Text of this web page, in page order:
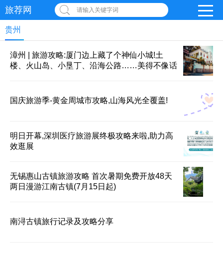
旅荐网 请输入关键字词
贵州
漳州 | 旅游攻略:厦门边上藏了个神仙小城!土
楼、火山岛、小垦丁、沿海公路……美得不像话
国庆旅游季-黄金周城市攻略,山海风光全覆盖!
明日开幕,深圳医疗旅游展终极攻略来啦,助力高
效逛展
无锡惠山古镇旅游攻略 首次暑期免费开放48天
两日漫游江南古镇(7月15日起)
南浔古镇旅行记录及攻略分享